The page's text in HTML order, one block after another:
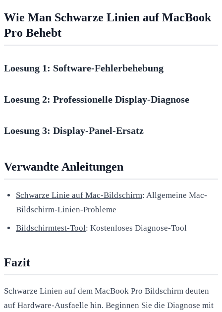
Wie Man Schwarze Linien auf MacBook
Pro Behebt
Loesung 1: Software-Fehlerbehebung
Loesung 2: Professionelle Display-Diagnose
Loesung 3: Display-Panel-Ersatz
Verwandte Anleitungen
Schwarze Linie auf Mac-Bildschirm: Allgemeine Mac-
Bildschirm-Linien-Probleme
Bildschirmtest-Tool: Kostenloses Diagnose-Tool
Fazit
Schwarze Linien auf dem MacBook Pro Bildschirm deuten
auf Hardware-Ausfaelle hin. Beginnen Sie die Diagnose mit